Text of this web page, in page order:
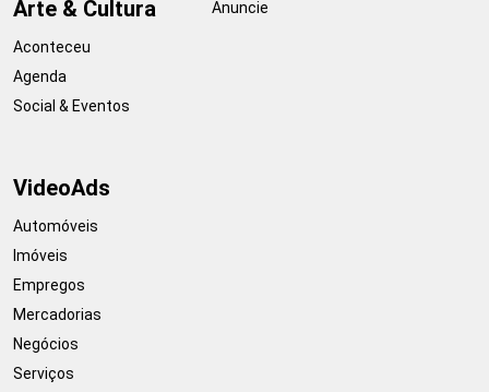
Arte & Cultura
Aconteceu
Agenda
Social & Eventos
Anuncie
VideoAds
Automóveis
Imóveis
Empregos
Mercadorias
Negócios
Serviços